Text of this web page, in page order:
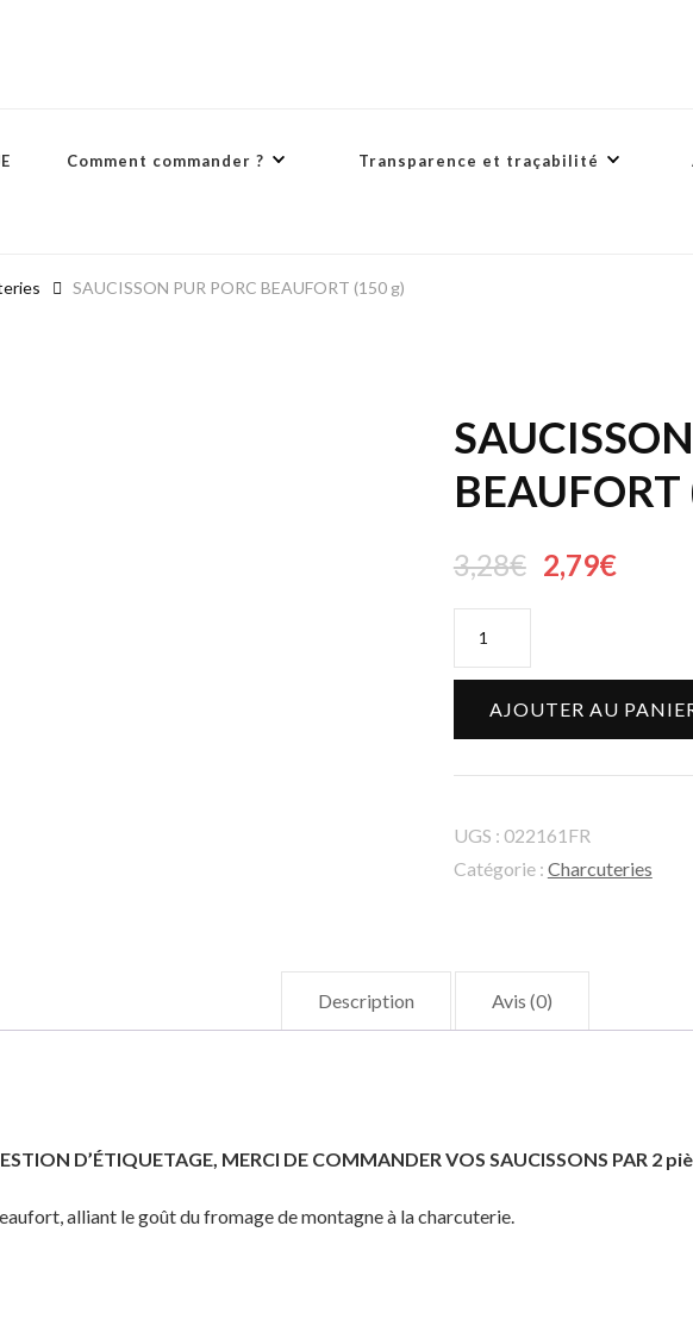
Comment commander ? Transparence et traçabilité
SAUCISSON PUR PORC BEAUFORT (150 g)
3,28€ 2,79€
AJOUTER AU
UGS : 022161FR
Catégorie : Charcuteries
Description Avis (0)
D’ÉTIQUETAGE, MERCI DE COMMANDER VOS SAUCISSONS PAR 2
alliant le goût du fromage de montagne à la charcuterie.